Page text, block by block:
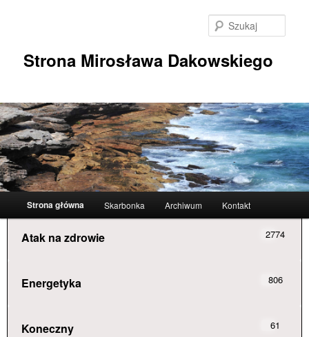
Strona Mirosława Dakowskiego
GłówneStrona główna Skarbonka Archiwum Kontakt
Atak na zdrowie 2774
Energetyka 806
Koneczny 61